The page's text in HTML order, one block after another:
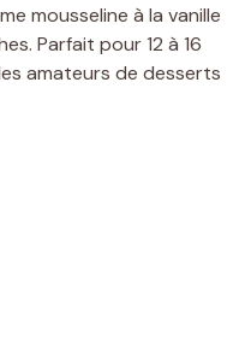
mousseline à la vanille
Parfait pour 12 à 16
amateurs de desserts